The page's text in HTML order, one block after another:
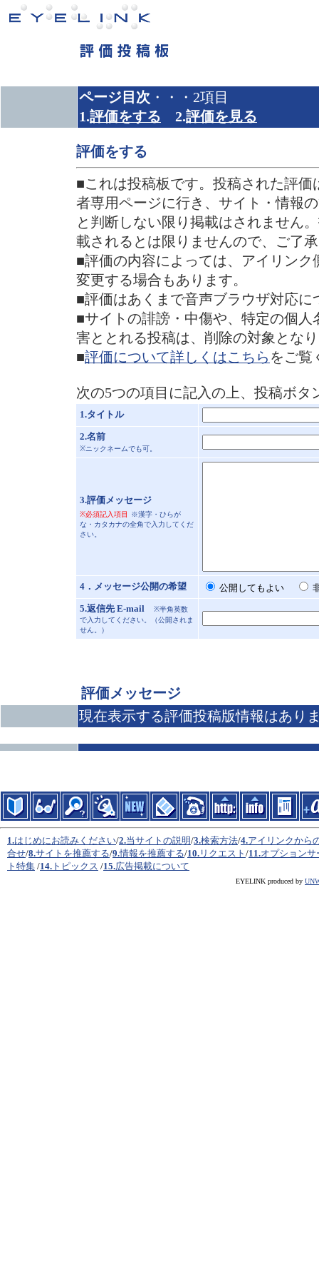
ページ目次 ・・・2項目
1.評価をする 2.評価を見る
評価をする
■これは投稿板です。投稿された評
者専用ページに行き、サイト・情報
と判断しない限り掲載はされません
載されるとは限りませんので、ご了
■評価の内容によっては、アイリン
変更する場合もあります。
■評価はあくまで音声ブラウザ対応
■サイトの誹謗・中傷や、特定の個
害ととれる投稿は、削除の対象とな
■評価について詳しくはこちら をご覧
次の5つの項目に記入の上、投稿ボタ
1.タイトル
2.名前
※ニックネームでも可。
3.評価メッセージ
※必須記入項目
※漢字・ひらが
な・カタカナの全角で入力してくだ
さい。
4．メッセージ公開の希望 公開してもよい
5.返信先 E-mail
※半角英数
で入力してください。（公開されま
せん。）
評価メッセージ
現在表示する評価投稿版情報はあり
1.はじめにお読みください/2.当サイトの説明/3.検索方法/4.アイリンクから
合せ/8.サイトを推薦する/9.情報を推薦する/10. リクエスト /11.オプションサ
ト特集 /14. トピックス /15.広告掲載について
EYELINK produced by